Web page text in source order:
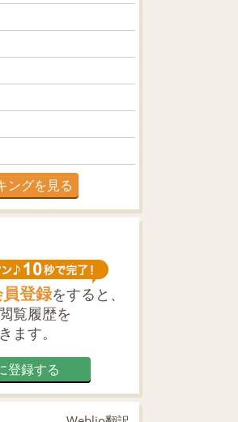
ングを見る
登録をすると、
覧履歴を
ます。
登録する